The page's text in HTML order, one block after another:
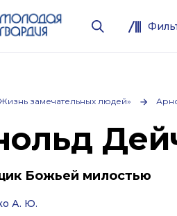
замечательных людей»
Божьей милостью
А. Ю.